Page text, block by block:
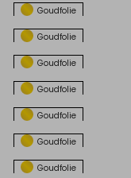
Goudfolie
Goudfolie
Goudfolie
Goudfolie
Goudfolie
Goudfolie
Goudfolie